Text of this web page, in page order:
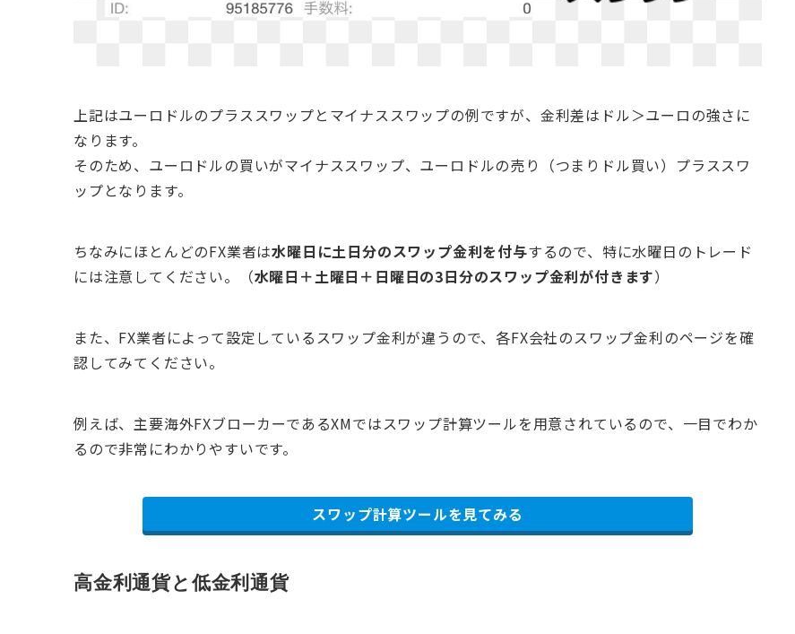
上記はユーロドルのプラススワップとマイナススワップの例ですが、金利差はドル＞ユーロの強さに
なります。
そのため、ユーロドルの買いがマイナススワップ、ユーロドルの売り（つまりドル買い）プラススワ
ップとなります。
ちなみにほとんどのFX業者は水曜日に土日分のスワップ金利を付与するので、特に水曜日のトレード
には注意してください。（水曜日＋土曜日＋日曜日の3日分のスワップ金利が付きます）
また、FX業者によって設定しているスワップ金利が違うので、各FX会社のスワップ金利のページを確
認してみてください。
例えば、主要海外FXブローカーであるXMではスワップ計算ツールを用意されているので、一目でわか
るので非常にわかりやすいです。
スワップ計算ツールを見てみる
高金利通貨と低金利通貨